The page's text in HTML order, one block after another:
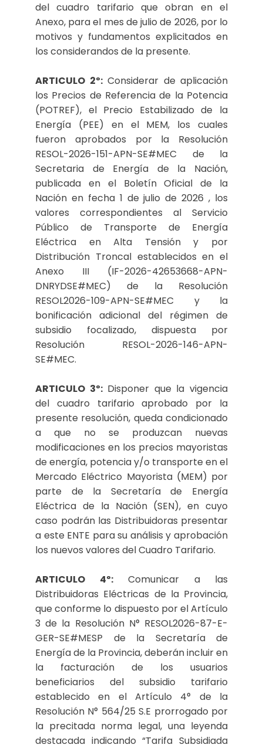
del cuadro tarifario que obran en el
Anexo, para el mes de julio de 2026, por lo
motivos y fundamentos explicitados en
los considerandos de la presente.
ARTICULO 2º:Considerar de aplicación
los Precios de Referencia de la Potencia
(POTREF), el Precio Estabilizado de la
Energía (PEE) en el MEM, los cuales
fueron aprobados por la Resolución
RESOL-2026-151-APN-SE#MEC de la
Secretaria de Energía de la Nación,
publicada en el Boletín Oficial de la
Nación en fecha 1 de julio de 2026 , los
valores correspondientes al Servicio
Público de Transporte de Energía
Eléctrica en Alta Tensión y por
Distribución Troncal establecidos en el
Anexo III (IF-2026-42653668-APN-
DNRYDSE#MEC) de la Resolución
RESOL2026-109-APN-SE#MEC y la
bonificación adicional del régimen de
subsidio focalizado, dispuesta por
Resolución RESOL-2026-146-APN-
SE#MEC.
ARTICULO 3º:Disponer que la vigencia
del cuadro tarifario aprobado por la
presente resolución, queda condicionado
a que no se produzcan nuevas
modificaciones en los precios mayoristas
de energía, potencia y/o transporte en el
Mercado Eléctrico Mayorista (MEM) por
parte de la Secretaría de Energía
Eléctrica de la Nación (SEN), en cuyo
caso podrán las Distribuidoras presentar
a este ENTE para su análisis y aprobación
los nuevos valores del Cuadro Tarifario.
ARTICULO 4º:Comunicar a las
Distribuidoras Eléctricas de la Provincia,
que conforme lo dispuesto por el Artículo
3 de la Resolución N° RESOL2026-87-E-
GER-SE#MESP de la Secretaría de
Energía de la Provincia, deberán incluir en
la facturación de los usuarios
beneficiarios del subsidio tarifario
establecido en el Artículo 4° de la
Resolución N° 564/25 S.E prorrogado por
la precitada norma legal, una leyenda
destacada indicando “Tarifa Subsidiada